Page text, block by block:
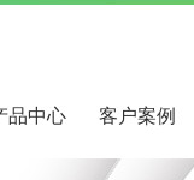
品中心 客户案例